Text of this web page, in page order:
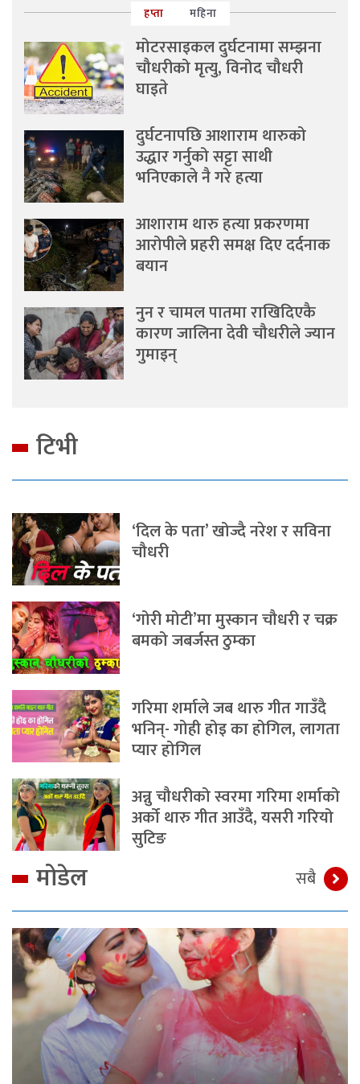
हप्ता महिना
मोटरसाइकल दुर्घटनामा सम्झना
चौधरीको मृत्यु, विनोद चौधरी
घाइते
दुर्घटनापछि आशाराम थारुको
उद्धार गर्नुको सट्टा साथी
भनिएकाले नै गरे हत्या
आशाराम थारु हत्या प्रकरणमा
आरोपीले प्रहरी समक्ष दिए दर्दनाक
बयान
नुन र चामल पातमा राखिदिएकै
कारण जालिना देवी चौधरीले ज्यान
गुमाइन्
टिभी
‘दिल के पता’ खोज्दै नरेश र सविना
चौधरी
‘गोरी मोटी’मा मुस्कान चौधरी र चक्र
बमको जबर्जस्त ठुम्का
गरिमा शर्माले जब थारु गीत गाउँदै
भनिन्- गोही होइ का होगिल, लागता
प्यार होगिल
अन्नु चौधरीको स्वरमा गरिमा शर्माको
अर्को थारु गीत आउँदै, यसरी गरियो
सुटिङ
मोडेल सबै